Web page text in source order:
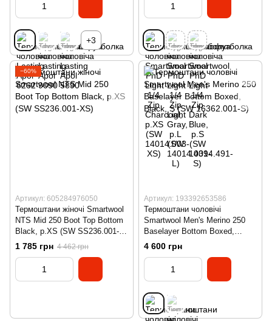
+3
−60%
Артикул: 605284976050
Термоштани жіночі Smartwool
NTS Mid 250 Boot Top Bottom
Black, р.XS (SW SS236.001-
XS)
1 785 грн 4 462 грн
Артикул: 193392653586
Термоштани чоловічі
Smartwool Men's Merino 250
Baselayer Bottom Boxed,
Black, S (SW 16362.001-S)
4 600 грн